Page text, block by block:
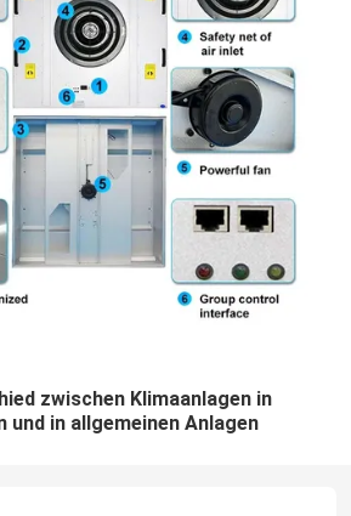
zwischen Klimaanlagen in
und in allgemeinen Anlagen